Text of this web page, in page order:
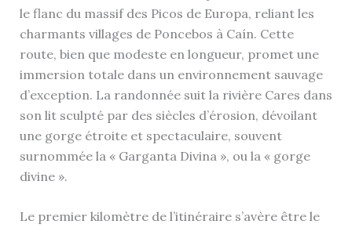
le flanc du massif des Picos de Europa, reliant les
charmants villages de Poncebos à Caín. Cette
route, bien que modeste en longueur, promet une
immersion totale dans un environnement sauvage
d’exception. La randonnée suit la rivière Cares dans
son lit sculpté par des siècles d’érosion, dévoilant
une gorge étroite et spectaculaire, souvent
surnommée la « Garganta Divina », ou la « gorge
divine ».
Le premier kilomètre de l’itinéraire s’avère être le